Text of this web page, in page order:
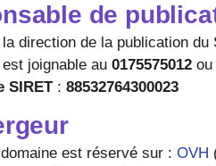
de
la direction de la publication
joignable au 0175575012 ou
SIRET: 88532764300023
est réservé sur : OVH